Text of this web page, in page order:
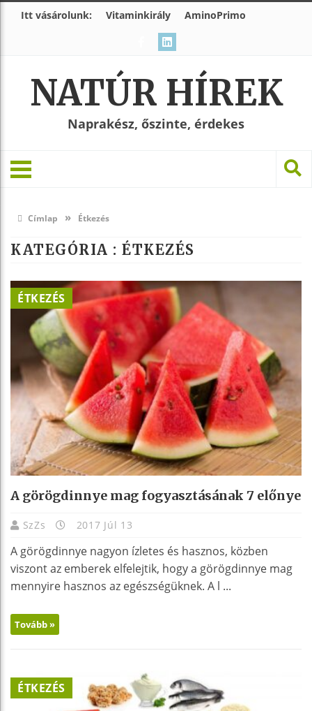
Itt vásárolunk: Vitaminkirály AminoPrimo
NATÚR HÍREK
Naprakész, őszinte, érdekes
Címlap » Étkezés
KATEGÓRIA : ÉTKEZÉS
ÉTKEZÉS
A görögdinnye mag fogyasztásának 7 előnye
SzZs 2017 Júl 13
A görögdinnye nagyon ízletes és hasznos, közben
viszont az emberek elfelejtik, hogy a görögdinnye mag
mennyire hasznos az egészségüknek. A l ...
Tovább »
ÉTKEZÉS